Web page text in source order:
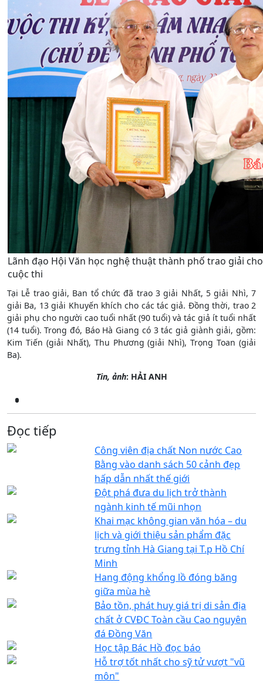
Lãnh đạo Hội Văn học nghệ thuật thành phố trao giải
cuộc thi
Tại Lễ trao giải, Ban tổ chức đã trao 3 giải Nhất, 5 giải Nhì, 7
giải Ba, 13 giải Khuyến khích cho các tác giả. Đồng thời, trao 2
giải phụ cho người cao tuổi nhất (90 tuổi) và tác giả ít tuổi nhất
(14 tuổi). Trong đó, Báo Hà Giang có 3 tác giả giành giải, gồm:
Kim Tiến (giải Nhất), Thu Phương (giải Nhì), Trọng Toan (giải
Ba).
Tin, ảnh: HẢI ANH
Đọc tiếp
Công viên địa chất Non nước Cao
Bằng vào danh sách 50 cảnh đẹp
hấp dẫn nhất thế giới
Đột phá đưa du lịch trở thành
ngành kinh tế mũi nhọn
Khai mạc không gian văn hóa – du
lịch và giới thiệu sản phẩm đặc
trưng tỉnh Hà Giang tại T.p Hồ Chí
Minh
Hang động khổng lồ đóng băng
giữa mùa hè
Bảo tồn, phát huy giá trị di sản địa
chất ở CVĐC Toàn cầu Cao nguyên
đá Đồng Văn
Học tập Bác Hồ đọc báo
Hỗ trợ tốt nhất cho sỹ tử vượt "vũ
môn"